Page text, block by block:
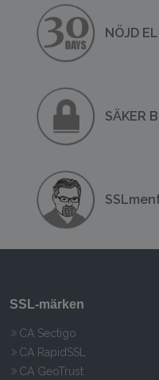
NÖJD
SÄKER
SSL‑märken
CA Sectigo
CA RapidSSL
CA GeoTrust